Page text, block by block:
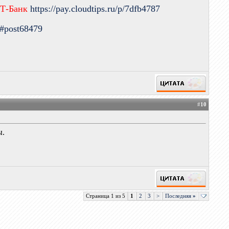
Т-Банкhttps://pay.cloudtips.ru/p/7dfb4787
#10
Страница 1 из 5 1 2 3 > Последняя»